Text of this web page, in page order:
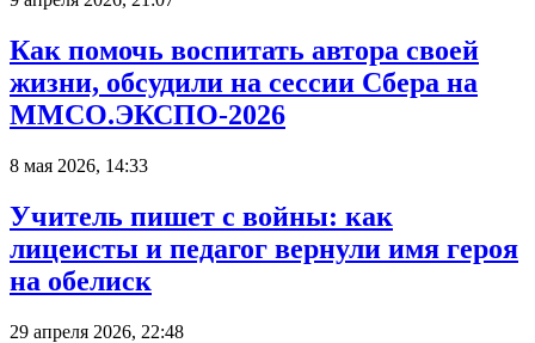
Как помочь воспитать автора своей
жизни, обсудили на сессии Сбера на
ММСО.ЭКСПО-2026
8 мая 2026, 14:33
Учитель пишет с войны: как
лицеисты и педагог вернули имя героя
на обелиск
29 апреля 2026, 22:48